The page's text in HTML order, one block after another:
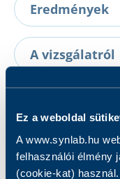
Ez a weboldal
A www.synlab.hu
felhasználói élmény
(cookie-kat)
Eredmények
A vizsgálatról
Mit
A vizsgálat célja
kimutatása.